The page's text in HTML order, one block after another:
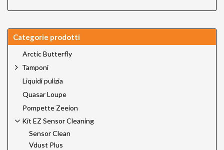
Categorie prodotti
Arctic Butterfly
Tamponi
Liquidi pulizia
Quasar Loupe
Pompette Zeeion
Kit EZ Sensor Cleaning
Sensor Clean
Vdust Plus